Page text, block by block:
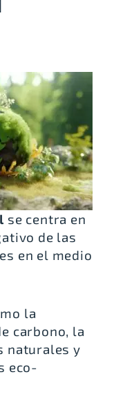
se centra en
de las
en el medio
la
carbono, la
naturales y
eco-